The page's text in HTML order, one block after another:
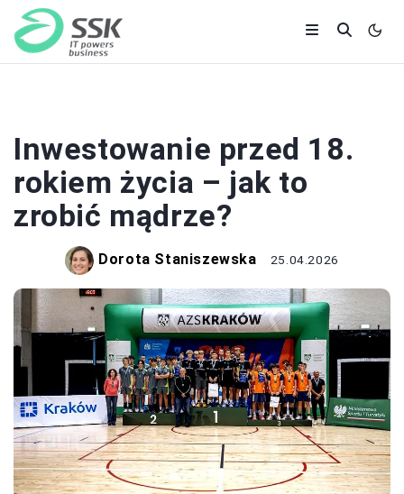
Inwestowanie przed 18.
rokiem życia – jak to
zrobić mądrze?
Dorota Staniszewska 25.04.2026